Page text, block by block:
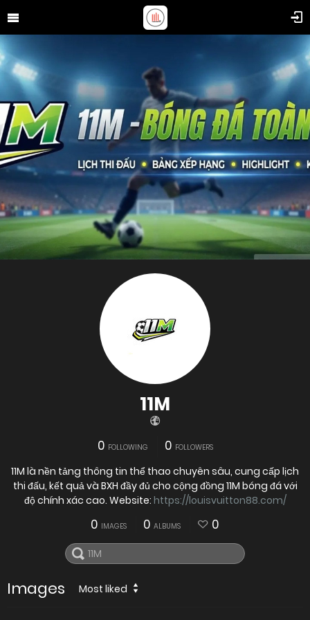
11M
0 FOLLOWING 0 FOLLOWERS
11M là nền tảng thông tin thể thao chuyên sâu, cung cấp lịch
thi đấu, kết quả và BXH đầy đủ cho cộng đồng 11M bóng đá với
độ chính xác cao. Website: https://louisvuitton88.com/
0 IMAGES 0 ALBUMS 0
Images Most liked